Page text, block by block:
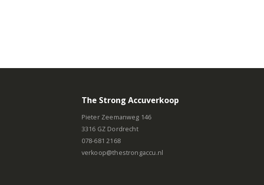
The Strong Accuverkoop
Pieter Zeemanweg 146
3316 GZ Dordrecht
078-681 2168
verkoop@thestrongaccu.nl